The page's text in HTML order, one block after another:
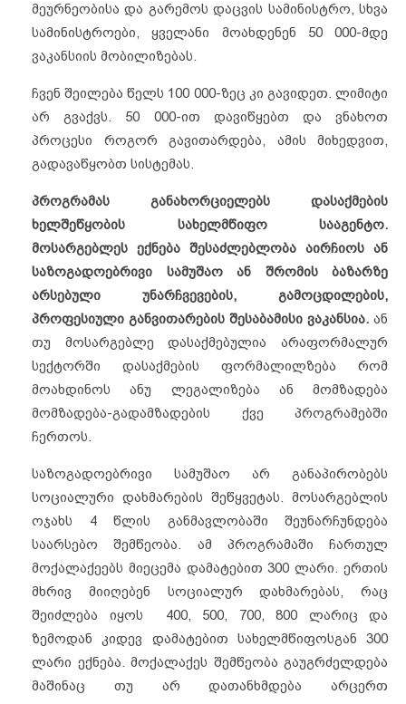
მეურნეობისა და გარემოს დაცვის სამინისტრო, სხვა
სამინისტროები, ყველანი მოახდენენ 50 000-მდე
ვაკანსიის მობილიზებას.
ჩვენ შეილება წელს 100 000-ზეც კი გავიდეთ. ლიმიტი
არ გვაქვს. 50 000-ით დავიწყებთ და ვნახოთ
პროცესი როგორ გავითარდება, ამის მიხედვით,
გადავაწყობთ სისტემას.
პროგრამას განახორციელებს დასაქმების
ხელშეწყობის სახელმწიფო სააგენტო.
მოსარგებლეს ექნება შესაძლებლობა აირჩიოს ან
საზოგადოებრივი სამუშაო ან შრომის ბაზარზე
არსებული უნარჩვევების, გამოცდილების,
პროფესიული განვითარების შესაბამისი ვაკანსია. ან
თუ მოსარგებლე დასაქმებულია არაფორმალურ
სექტორში დასაქმების ფორმალილზება რომ
მოახდინოს ანუ ლეგალიზება ან მომზადება
მომზადება-გადამზადების ქვე პროგრამებში
ჩერთოს.
საზოგადოებრივი სამუშაო არ განაპირობებს
სოციალური დახმარების შეწყვეტას. მოსარგებლის
ოჯახს 4 წლის განმავლობაში შეუნარჩუნდება
საარსებო შემწეობა. ამ პროგრამაში ჩართულ
მოქალაქეებს მიეცემა დამატებით 300 ლარი. ერთის
მხრივ მიიღებენ სოციალურ დახმარებას, რაც
შეიძლება იყოს 400, 500, 700, 800 ლარიც და
ზემოდან კიდევ დამატებით სახელმწიფოსგან 300
ლარი ექნება. მოქალაქეს შემწეობა გაუგრძელდება
მაშინაც თუ არ დათანხმდება არცერთ